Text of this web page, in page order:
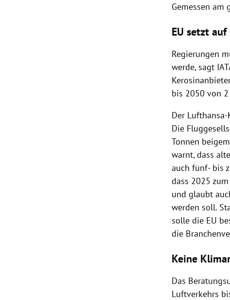
Gemessen am
EU setzt
Regierungen
werde, sagt
bis 2050 von
Der
Die
Tonnen
warnt, dass
auch fünf- bis
dass 2025
und glaubt
werden soll.
solle die EU
die
Keine
Das
Luftverkehrs